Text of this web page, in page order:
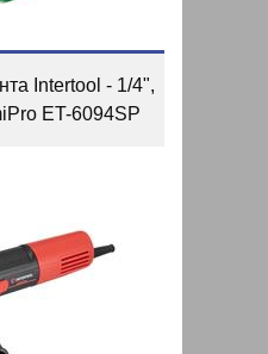
Intertool - 1/4",
ET-6094SP